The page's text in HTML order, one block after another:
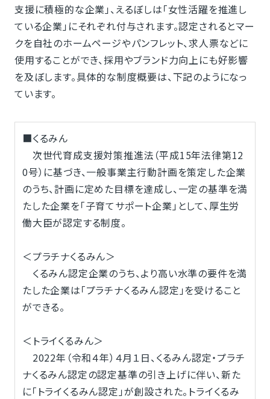
支援に積極的な企業」、えるぼしは「女性活躍を推進し
ている企業」にそれぞれ付与されます。認定されるとマー
クを自社のホームページやパンフレット、求人票などに
使用することができ、採用やブランド力向上にも好影響
を及ぼします。具体的な制度概要は、下記のようになっ
ています。
■くるみん
次世代育成支援対策推進法（平成15年法律第12
0号）に基づき、一般事業主行動計画を策定した企業
のうち、計画に定めた目標を達成し、一定の基準を満
たした企業を「子育てサポート企業」として、厚生労
働大臣が認定する制度。
＜プラチナくるみん＞
くるみん認定企業のうち、より高い水準の要件を満
たした企業は「プラチナくるみん認定」を受けること
ができる。
＜トライくるみん＞
2022年（令和４年）４月１日、くるみん認定・プラチ
ナくるみん認定の認定基準の引き上げに伴い、新た
に「トライくるみん認定」が創設された。トライくるみ